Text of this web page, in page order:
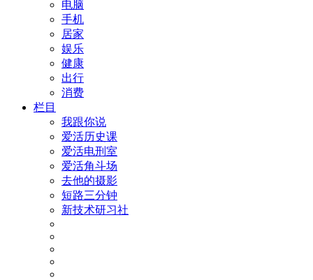
电脑
手机
居家
娱乐
健康
出行
消费
栏目
我跟你说
爱活历史课
爱活电刑室
爱活角斗场
去他的摄影
短路三分钟
新技术研习社